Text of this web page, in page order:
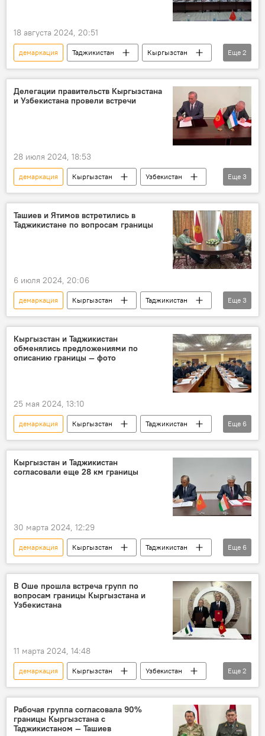
18 августа 2024, 20:51
демаркация Таджикистан
Кыргызстан
граница
делимитация
Еще 2
Делегации правительств Кыргызстана
и Узбекистана провели встречи
28 июля 2024, 18:53
демаркация Кыргызстан
Узбекистан
граница
обсуждение фото
Еще 3
Ташиев и Ятимов встретились в
Таджикистане по вопросам границы
6 июля 2024, 20:06
демаркация Кыргызстан
Таджикистан
Камчыбек Ташиев
Саймумин Ятимов
Еще 3
Кыргызстан и Таджикистан
обменялись предложениями по
описанию границы — фото
25 мая 2024, 13:10
демаркация Кыргызстан
Таджикистан
Бишкек
граница
делимитация
обмен
Еще 6
Кыргызстан и Таджикистан
согласовали еще 28 км границы
30 марта 2024, 12:29
демаркация Кыргызстан
Таджикистан
граница
встреча
описание
делимитация
кабмин
Еще 6
В Оше прошла встреча групп по
вопросам границы Кыргызстана и
Узбекистана
11 марта 2024, 14:48
демаркация Кыргызстан
Узбекистан
граница
фото
Еще 2
Рабочая группа согласовала 90%
границы Кыргызстана с
Таджикистаном — Ташиев